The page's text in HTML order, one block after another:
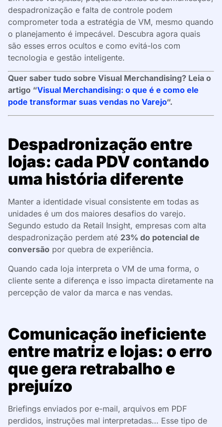
despadronização e falta de controle podem
comprometer toda a estratégia de VM, mesmo quando
o planejamento é impecável. Descubra agora quais
são esses erros ocultos e como evitá-los com
tecnologia e gestão inteligente.
Quer saber tudo sobre Visual Merchandising? Leia o
artigo “Visual Merchandising: o que é e como ele
pode transformar suas vendas no Varejo“.
Despadronização entre
lojas: cada PDV contando
uma história diferente
Manter a identidade visual consistente em todas as
unidades é um dos maiores desafios do varejo.
Segundo estudo da Retail Insight, empresas com alta
despadronização perdem até 23% do potencial de
conversão por quebra de experiência.
Quando cada loja interpreta o VM de uma forma, o
cliente sente a diferença e isso impacta diretamente na
percepção de valor da marca e nas vendas.
Comunicação ineficiente
entre matriz e lojas: o erro
que gera retrabalho e
prejuízo
Briefings enviados por e-mail, arquivos em PDF
perdidos, instruções mal interpretadas… Esse tipo de